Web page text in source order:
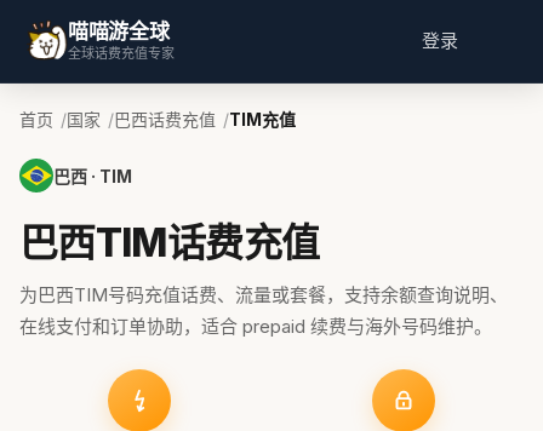
喵喵游全球
全球话费充值专家
登录
首页 国家 巴西话费充值 TIM充值
巴西 · TIM
巴西TIM话费充值
为巴西TIM号码充值话费、流量或套餐，支持余额查询说明、
在线支付和订单协助，适合 prepaid 续费与海外号码维护。